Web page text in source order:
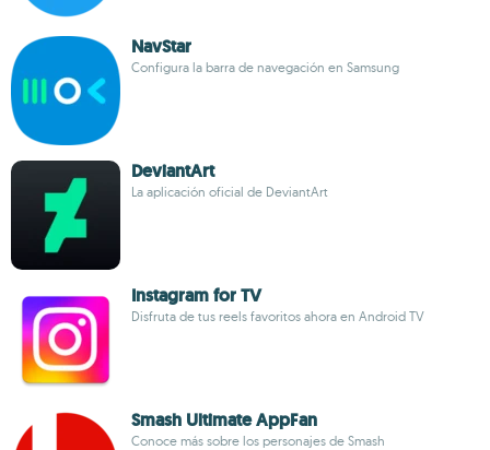
NavStar
Configura la barra de navegación en Samsung
DeviantArt
La aplicación oficial de DeviantArt
Instagram for TV
Disfruta de tus reels favoritos ahora en Android TV
Smash Ultimate AppFan
Conoce más sobre los personajes de Smash